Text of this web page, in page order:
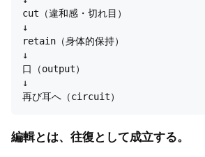
cut（違和感・切れ目）
↓
retain（身体的保持）
↓
口（output）
↓
編輯とは、往復として成立する。